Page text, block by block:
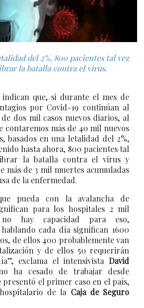
del 2%, 800 pacientes tal vez
la batalla contra el virus.
indican que, si durante el mes de
por Covid-19 continúan al
dos mil casos nuevos diarios, al
contaremos más de 40 mil nuevos
basados en una letalidad del 2%,
hasta ahora, 800 pacientes tal
la batalla contra el virus y
más de 3 mil muertes acumuladas
de la enfermedad.
pueda con la avalancha de
para los hospitales 2 mil
hay capacidad para eso,
cada día significan 1600
de ellos 400 probablemente van
y de ellos 50 requerirán
exclama el intensivista David
ha cesado de trabajar desde
presentó el primer caso en el país,
de la Caja de Seguro